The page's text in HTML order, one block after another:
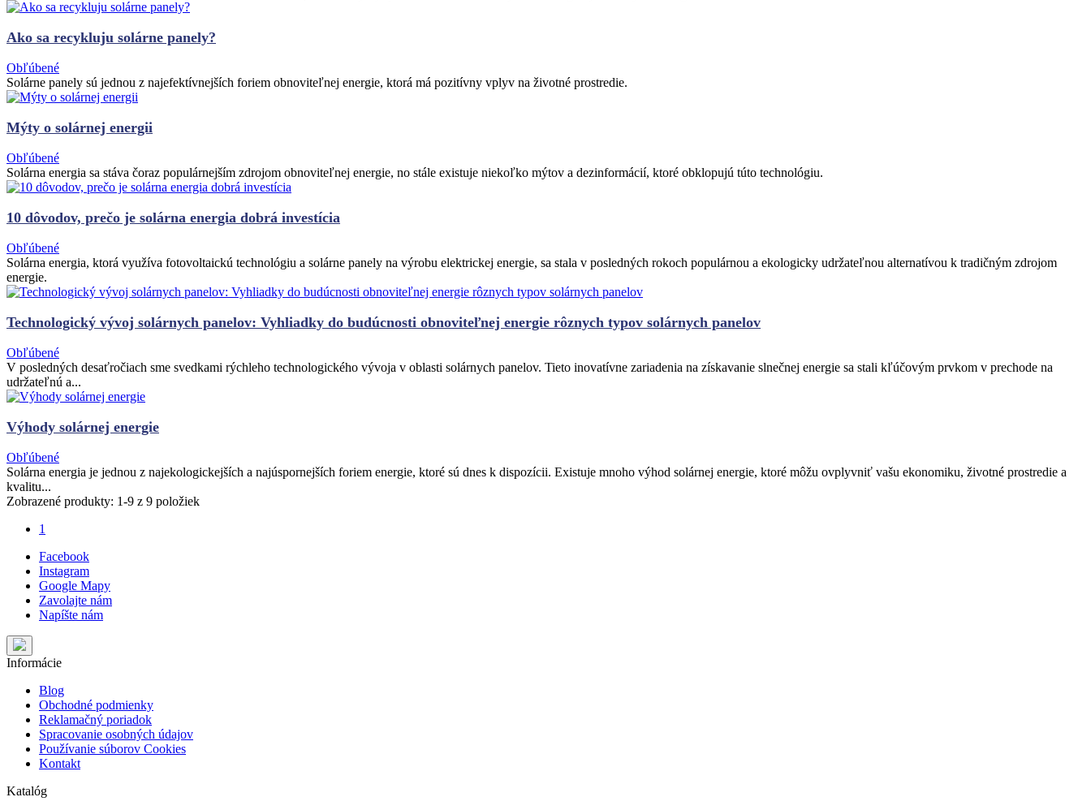
Ako sa recykluju solárne panely?
Obľúbené
Solárne panely sú jednou z najefektívnejších foriem obnoviteľnej energie, ktorá má pozitívny vplyv na životné prostredie.
Mýty o solárnej energii
Obľúbené
Solárna energia sa stáva čoraz populárnejším zdrojom obnoviteľnej energie, no stále existuje niekoľko mýtov a dezinformácií, ktoré obklopujú túto technológiu.
10 dôvodov, prečo je solárna energia dobrá investícia
Obľúbené
Solárna energia, ktorá využíva fotovoltaickú technológiu a solárne panely na výrobu elektrickej energie, sa stala v posledných rokoch populárnou a ekologicky udržateľnou alternatívou k tradičným zdrojom
energie.
Technologický vývoj solárnych panelov: Vyhliadky do budúcnosti obnoviteľnej energie rôznych typov solárnych panelov
Obľúbené
V posledných desaťročiach sme svedkami rýchleho technologického vývoja v oblasti solárnych panelov. Tieto inovatívne zariadenia na získavanie slnečnej energie sa stali kľúčovým prvkom v prechode na
udržateľnú a...
Výhody solárnej energie
Obľúbené
Solárna energia je jednou z najekologickejších a najúspornejších foriem energie, ktoré sú dnes k dispozícii. Existuje mnoho výhod solárnej energie, ktoré môžu ovplyvniť vašu ekonomiku, životné prostredie a
kvalitu...
Zobrazené produkty: 1-9 z 9 položiek
1
Facebook
Instagram
Google Mapy
Zavolajte nám
Napíšte nám
Informácie
Blog
Obchodné podmienky
Reklamačný poriadok
Spracovanie osobných údajov
Používanie súborov Cookies
Kontakt
Katalóg